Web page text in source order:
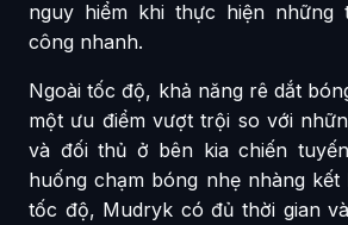
nguy hiểm khi thực hiện những
công nhanh.
Ngoài tốc độ, khả năng rê dắt
một ưu điểm vượt trội so với
và đối thủ ở bên kia chiến
huống chạm bóng nhẹ nhàng
tốc độ, Mudryk có đủ thời gian